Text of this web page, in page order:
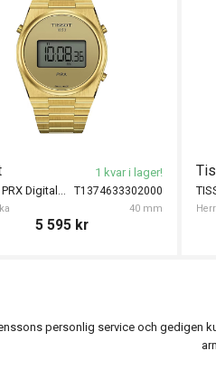
T1374633302000
40 mm
TISSOT PRX Digital 40mm
1 kvar i lager!
5 595 kr
personlig service och